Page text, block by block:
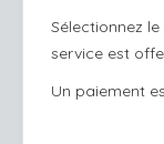
Sélectionnez
service est
Un paiement